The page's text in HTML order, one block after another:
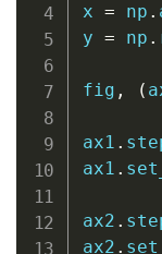
x = np .
y = np .
fig , (
ax1 .
ax1 .
ax2 .
ax2 .